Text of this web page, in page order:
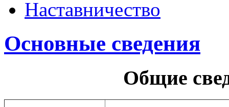
Наставничество
Основные сведения
Общие